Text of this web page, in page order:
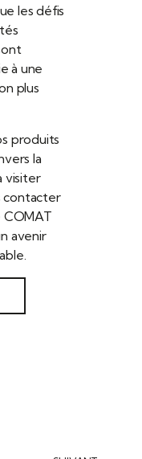
les défis
à une
plus
produits
la
visiter
contacter
avenir